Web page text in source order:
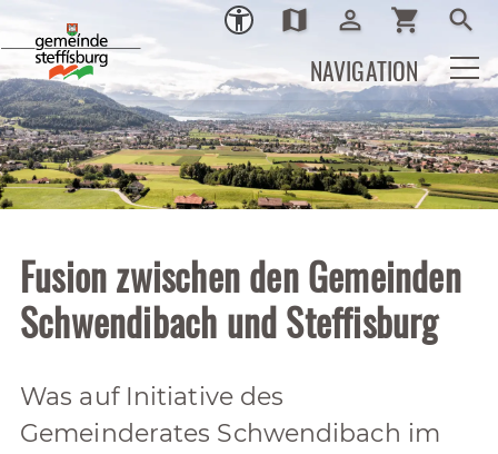
Ortsplan
map Login
person_outline shopping_cart search
NAVIGATION
Fusion zwischen den Gemeinden
Schwendibach und Steffisburg
Was auf Initiative des
Gemeinderates Schwendibach im